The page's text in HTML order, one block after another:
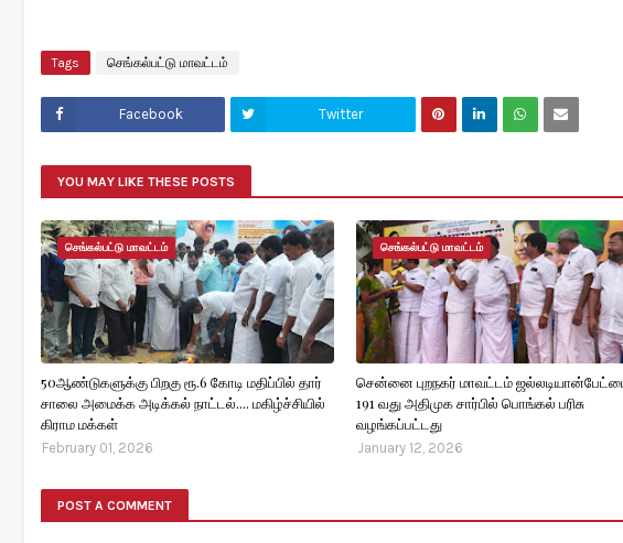
Tags செங்கல்பட்டு மாவட்டம்
Facebook Twitter
YOU MAY LIKE THESE POSTS
செங்கல்பட்டு மாவட்டம்
50ஆண்டுகளுக்கு பிறகு ரூ.6 கோடி மதிப்பில் தார்
சாலை அமைக்க அடிக்கல் நாட்டல்.... மகிழ்ச்சியில்
கிராம மக்கள்
February 01, 2026
செங்கல்பட்டு மாவட்டம்
சென்னை புறநகர் மாவட்டம் ஜல்லடியான்பேட்டை
191 வது அதிமுக சார்பில் பொங்கல் பரிசு
வழங்கப்பட்டது
January 12, 2026
POST A COMMENT